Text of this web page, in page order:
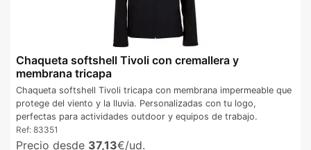
Chaqueta softshell Tivoli con cremallera y
membrana tricapa
Chaqueta softshell Tivoli tricapa con membrana impermeable que
protege del viento y la lluvia. Personalizadas con tu logo,
perfectas para actividades outdoor y equipos de trabajo.
Ref: 83351
Precio desde 37,13€/ud.